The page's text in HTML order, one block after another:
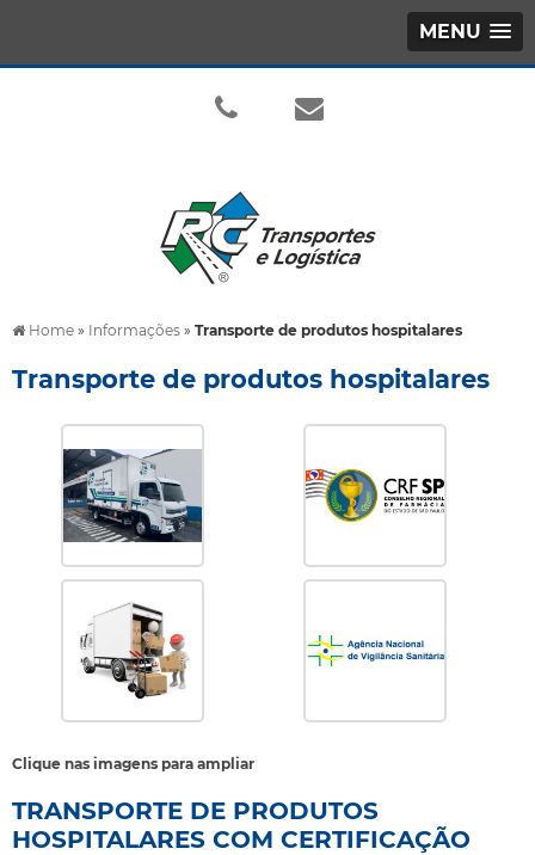
MENU
Home » Informações » Transporte de produtos hospitalares
Transporte de produtos hospitalares
Clique nas imagens para ampliar
TRANSPORTE DE PRODUTOS
HOSPITALARES COM CERTIFICAÇÃO